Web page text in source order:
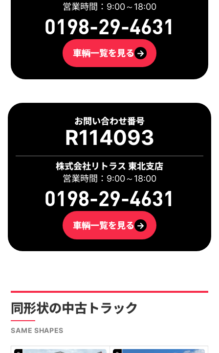
お問い合わせ番号
R114093
株式会社リトラス 東北支店
営業時間：9:00～18:00
0198-29-4631
車輌一覧を見る →
営業時間：9:00～18:00
0198-29-4631
車輌一覧を見る →
同形状の中古トラック
SAME SHAPES